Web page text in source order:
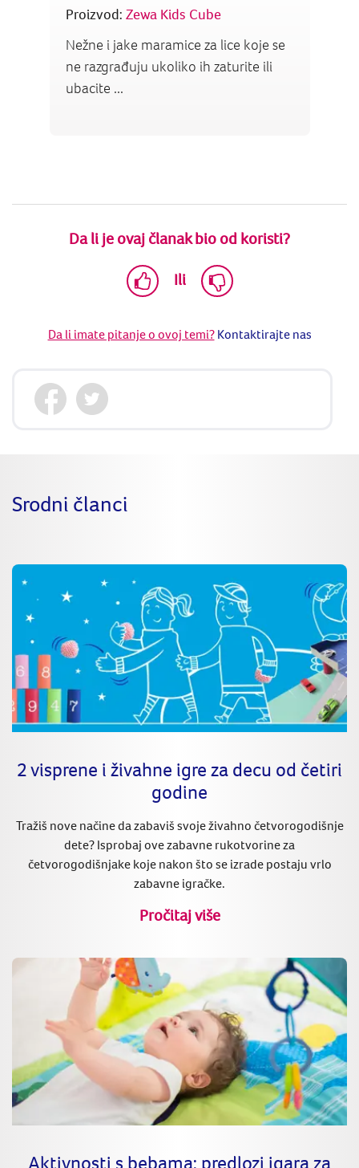
Proizvod: Zewa Kids Cube
Nežne i jake maramice za lice koje se
ne razgrađuju ukoliko ih zaturite ili
ubacite ...
Da li je ovaj članak bio od koristi?
Ili
Da li imate pitanje o ovoj temi?Kontaktirajte nas
Srodni članci
2 visprene i živahne igre za decu od četiri
godine
Tražiš nove načine da zabaviš svoje živahno četvorogodišnje
dete? Isprobaj ove zabavne rukotvorine za
četvorogodišnjake koje nakon što se izrade postaju vrlo
zabavne igračke.
Pročitaj više
Aktivnosti s bebama: predlozi igara za